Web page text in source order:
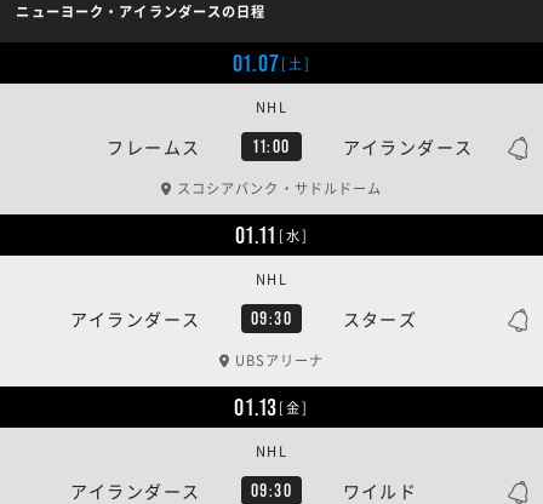
ニューヨーク・アイランダースの日程
01.07[土]
フレームス 11:00 アイランダース
NHL
スコシアバンク・サドルドーム
01.11 [水]
アイランダース 09:30 スターズ
NHL
UBSアリーナ
01.13[金]
アイランダース 09:30 ワイルド
NHL